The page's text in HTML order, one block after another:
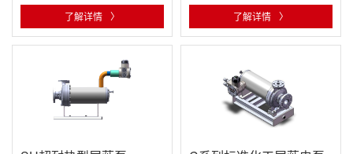
排名,化工屏蔽泵厂家,化工屏
了解详情 〉
工屏蔽泵排名,屏蔽泵
了解详情 〉